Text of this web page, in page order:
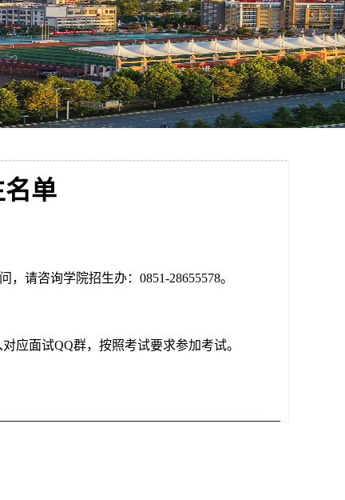
单
请咨询学院招生办：0851-28655578。
应面试QQ群，按照考试要求参加考试。